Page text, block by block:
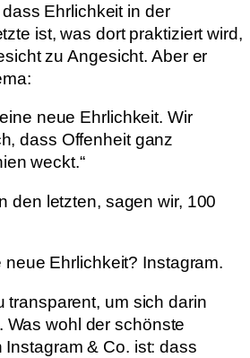
Ehrlichkeit in der
ist, was dort praktiziert wird,
zu Angesicht. Aber er
neue Ehrlichkeit. Wir
dass Offenheit ganz
weckt.“
den letzten, sagen wir, 100
neue Ehrlichkeit? Instagram.
transparent, um sich darin
Was wohl der schönste
Instagram & Co. ist: dass